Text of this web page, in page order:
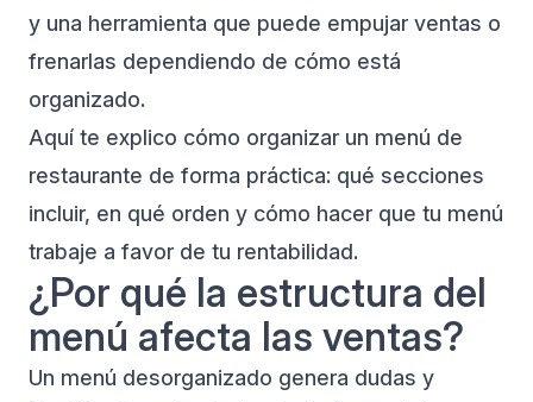
y una herramienta que puede empujar ventas o
frenarlas dependiendo de cómo está
organizado.
Aquí te explico cómo organizar un menú de
restaurante de forma práctica: qué secciones
incluir, en qué orden y cómo hacer que tu menú
trabaje a favor de tu rentabilidad.
¿Por qué la estructura del
menú afecta las ventas?
Un menú desorganizado genera dudas y